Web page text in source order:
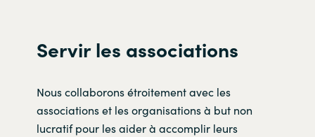
Servir les associations
Nous collaborons étroitement avec les
associations et les organisations à but non
lucratif pour les aider à accomplir leurs